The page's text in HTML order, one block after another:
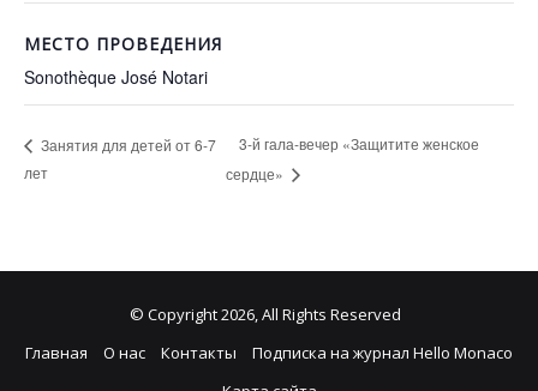
МЕСТО ПРОВЕДЕНИЯ
Sonothèque José Notari
Занятия для детей от 6-7
лет
3-й гала-вечер «Защитите женское
сердце»
© Copyright 2026, All Rights Reserved
Главная
О нас Контакты
Подписка на журнал Hello Monaco